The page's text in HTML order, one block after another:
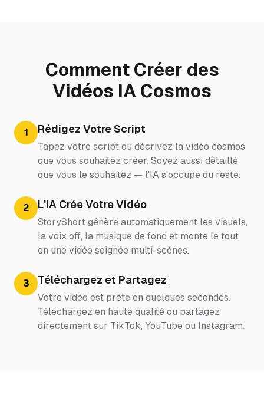
Comment Créer des
Vidéos IA Cosmos
1 Rédigez Votre Script
Tapez votre script ou décrivez la vidéo cosmos
que vous souhaitez créer. Soyez aussi détaillé
que vous le souhaitez — l'IA s'occupe du reste.
2 L'IA Crée Votre Vidéo
StoryShort génère automatiquement les visuels,
la voix off, la musique de fond et monte le tout
en une vidéo soignée multi-scènes.
3 Téléchargez et Partagez
Votre vidéo est prête en quelques secondes.
Téléchargez en haute qualité ou partagez
directement sur TikTok, YouTube ou Instagram.